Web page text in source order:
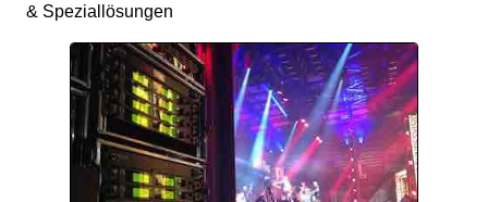
& Speziallösungen